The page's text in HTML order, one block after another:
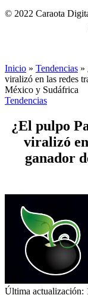
© 2022 Caraota
Inicio » Tendencias »
viralizó en las redes
México y Sudáfrica
Tendencias
¿El pulpo
viralizó
ganador
Última actualización: